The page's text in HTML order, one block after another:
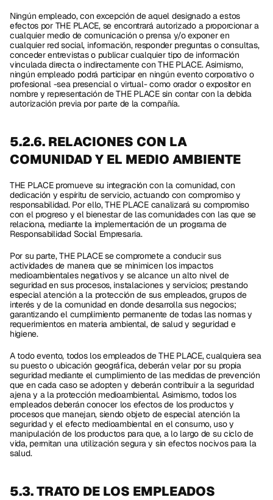
Ningún empleado, con excepción de aquel designado a estos
efectos por THE PLACE, se encontrará autorizado a proporcionar a
cualquier medio de comunicación o prensa y/o exponer en
cualquier red social, información, responder preguntas o consultas,
conceder entrevistas o publicar cualquier tipo de información
vinculada directa o indirectamente con THE PLACE. Asimismo,
ningún empleado podrá participar en ningún evento corporativo o
profesional -sea presencial o virtual- como orador o expositor en
nombre y representación de THE PLACE sin contar con la debida
autorización previa por parte de la compañía.
5.2.6. RELACIONES CON LA
COMUNIDAD Y EL MEDIO AMBIENTE
THE PLACE promueve su integración con la comunidad, con
dedicación y espíritu de servicio, actuando con compromiso y
responsabilidad. Por ello, THE PLACE canalizará su compromiso
con el progreso y el bienestar de las comunidades con las que se
relaciona, mediante la implementación de un programa de
Responsabilidad Social Empresaria.
Por su parte, THE PLACE se compromete a conducir sus
actividades de manera que se minimicen los impactos
medioambientales negativos y se alcance un alto nivel de
seguridad en sus procesos, instalaciones y servicios; prestando
especial atención a la protección de sus empleados, grupos de
interés y de la comunidad en donde desarrolla sus negocios;
garantizando el cumplimiento permanente de todas las normas y
requerimientos en materia ambiental, de salud y seguridad e
higiene.
A todo evento, todos los empleados de THE PLACE, cualquiera sea
su puesto o ubicación geográfica, deberán velar por su propia
seguridad mediante el cumplimiento de las medidas de prevención
que en cada caso se adopten y deberán contribuir a la seguridad
ajena y a la protección medioambiental. Asimismo, todos los
empleados deberán conocer los efectos de los productos y
procesos que manejan, siendo objeto de especial atención la
seguridad y el efecto medioambiental en el consumo, uso y
manipulación de los productos para que, a lo largo de su ciclo de
vida, permitan una utilización segura y sin efectos nocivos para la
salud.
5.3. TRATO DE LOS EMPLEADOS